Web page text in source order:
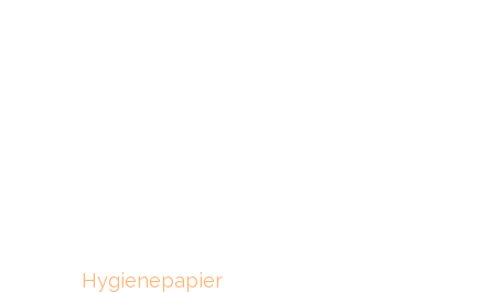
Hygienepapier